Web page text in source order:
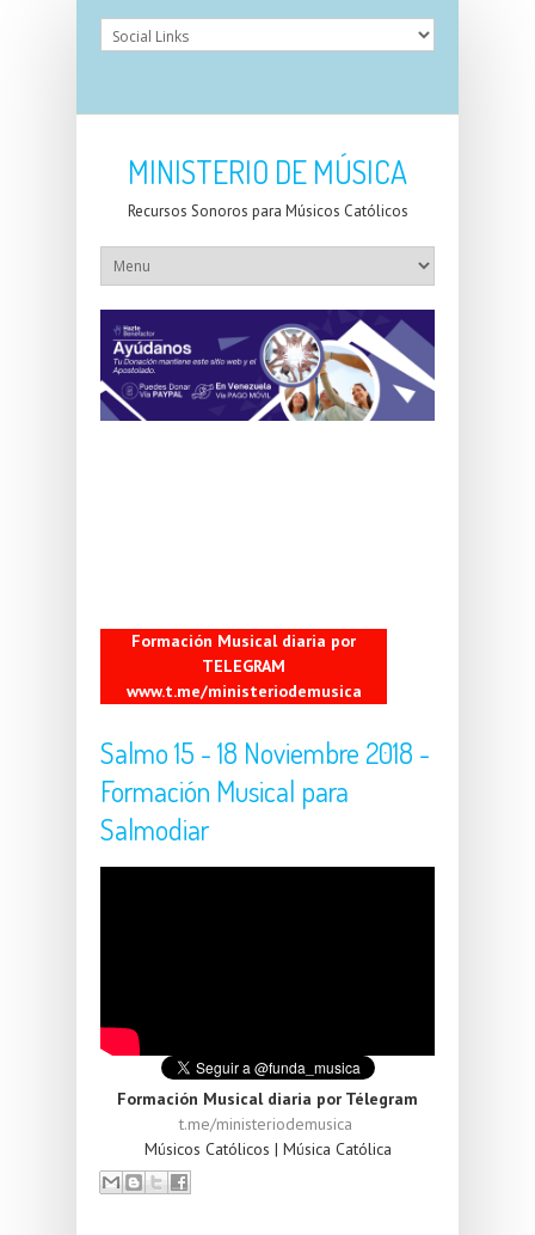
MINISTERIO DE MÚSICA
Recursos Sonoros para Músicos Católicos
Formación Musical diaria por
TELEGRAM
www.t.me/ministeriodemusica
Salmo 15 - 18 Noviembre 2018 -
Formación Musical para
Salmodiar
Formación Musical diaria por Télegram
t.me/ministeriodemusica
Músicos Católicos | Música Católica